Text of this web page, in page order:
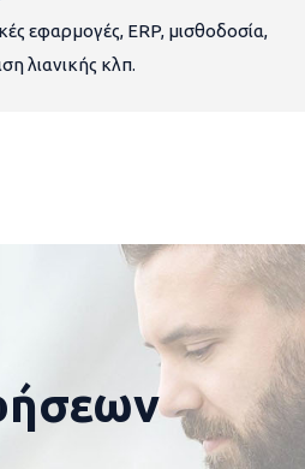
εφαρμογές, ERP, μισθοδοσία,
λιανικής κλπ.